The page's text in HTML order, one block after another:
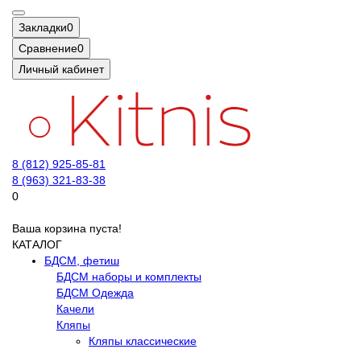
Закладки0
Сравнение0
Личный кабинет
8 (812) 925-85-81
8 (963) 321-83-38
0
Ваша корзина пуста!
КАТАЛОГ
БДСМ, фетиш
БДСМ наборы и комплекты
БДСМ Одежда
Качели
Кляпы
Кляпы классические